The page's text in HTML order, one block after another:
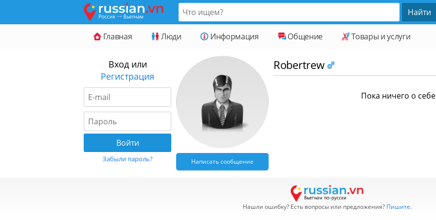
Главная Люди Информация Общение Товары и услуги
Вход или
Регистрация
Забыли пароль? Написать сообщение
Robertrew
Пока ничего о
Нашли ошибку? Есть вопросы или предложения? Пишите.